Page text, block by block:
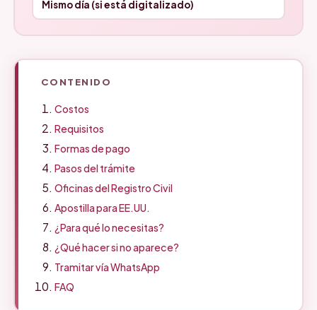
Mismo día (si está digitalizado)
CONTENIDO
Costos
Requisitos
Formas de pago
Pasos del trámite
Oficinas del Registro Civil
Apostilla para EE.UU.
¿Para qué lo necesitas?
¿Qué hacer si no aparece?
Tramitar vía WhatsApp
FAQ